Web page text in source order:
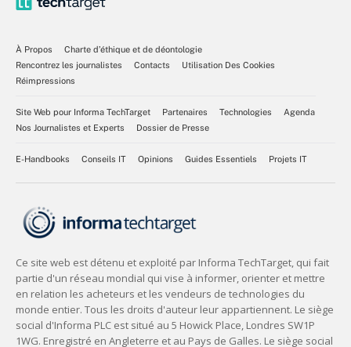
À Propos
Charte d’éthique et de déontologie
Rencontrez les journalistes
Contacts
Utilisation Des Cookies
Réimpressions
Site Web pour Informa TechTarget Partenaires Technologies
Agenda
Nos Journalistes et Experts
Dossier de Presse
E-Handbooks Conseils IT Opinions Guides Essentiels Projets IT